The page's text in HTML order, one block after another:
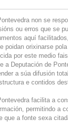
non se
ou erros que se
aquí
poidan orixinarse
por este medio
a Deputación de
a súa difusión
e contidos
facilita a
permitindo a
que a fonte sexa